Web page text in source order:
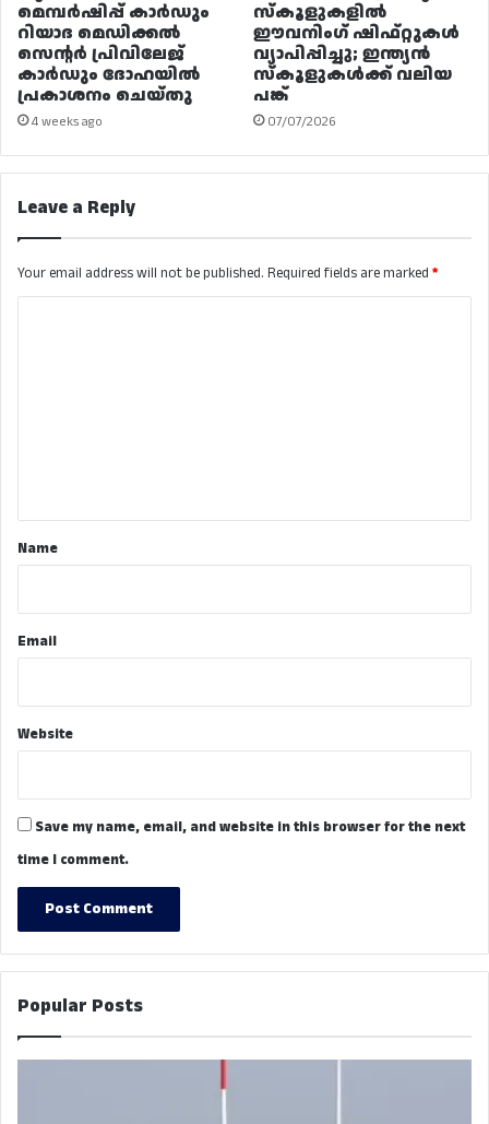
മെമ്പർഷിപ്പ് കാർഡും
റിയാദ മെഡിക്കൽ
സെന്റർ പ്രിവിലേജ്
കാർഡും ദോഹയിൽ
പ്രകാശനം ചെയ്തു
4 weeks ago
സ്കൂളുകളിൽ
ഈവനിംഗ് ഷിഫ്റ്റുകൾ
വ്യാപിപ്പിച്ചു; ഇന്ത്യൻ
സ്കൂളുകൾക്ക് വലിയ
പങ്ക്
07/07/2026
Leave a Reply
Your email address will not be published. Required fields are marked *
*Name
Email
Website
Save my name, email, and website in this browser for the next
time I comment.
Popular Posts